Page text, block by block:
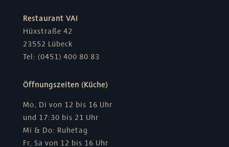
Restaurant VAI
Hüxstraße 42
23552 Lübeck
Tel: (0451) 400 80 83
Öffnungszeiten (Küche)
Mo, Di von 12 bis 16 Uhr
und 17:30 bis 21 Uhr
Mi & Do: Ruhetag
Fr, Sa von 12 bis 16 Uhr